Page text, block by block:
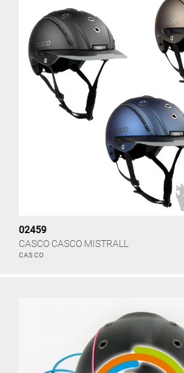
02459
CASCO CASCO MISTRALL
CAS CO